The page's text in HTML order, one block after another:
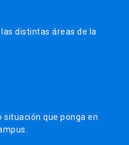
distintas áreas de la
situación que ponga en